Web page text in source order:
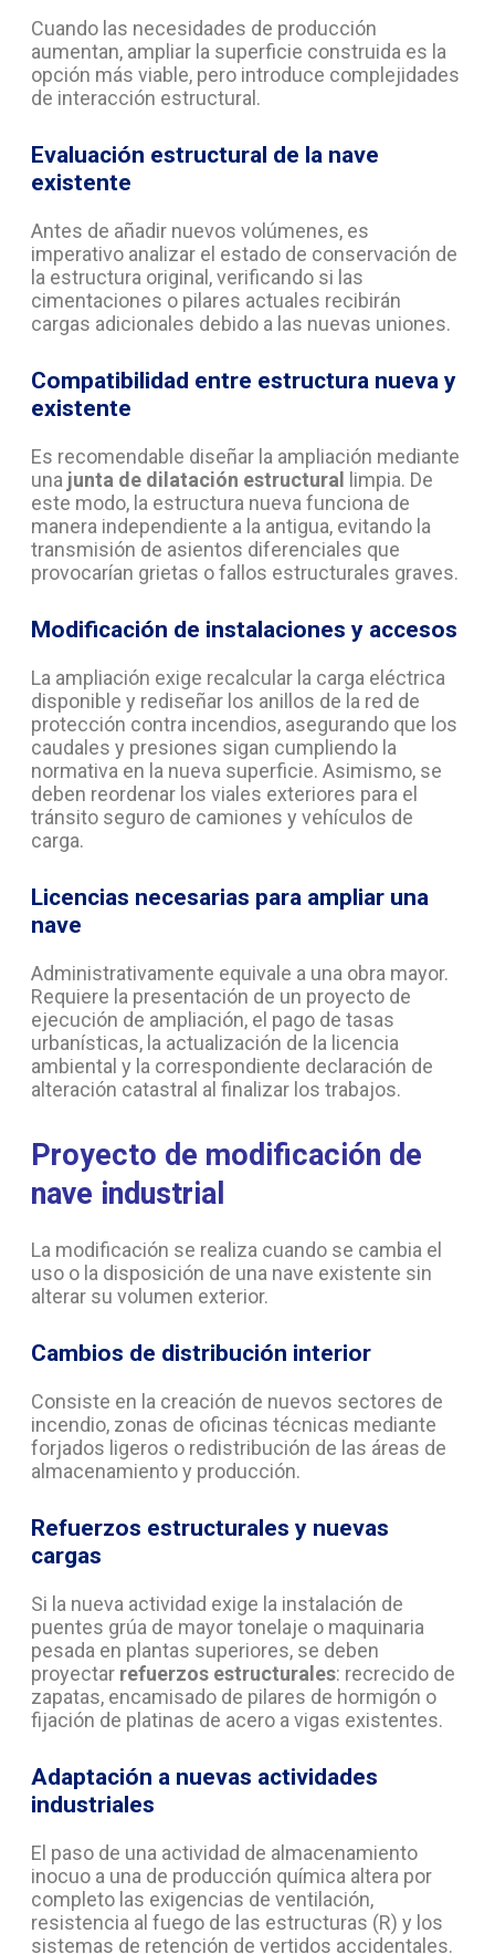
Cuando las necesidades de producción
aumentan, ampliar la superficie construida es la
opción más viable, pero introduce complejidades
de interacción estructural.
Evaluación estructural de la nave
existente
Antes de añadir nuevos volúmenes, es
imperativo analizar el estado de conservación de
la estructura original, verificando si las
cimentaciones o pilares actuales recibirán
cargas adicionales debido a las nuevas uniones.
Compatibilidad entre estructura nueva y
existente
Es recomendable diseñar la ampliación mediante
una junta de dilatación estructural limpia. De
este modo, la estructura nueva funciona de
manera independiente a la antigua, evitando la
transmisión de asientos diferenciales que
provocarían grietas o fallos estructurales graves.
Modificación de instalaciones y accesos
La ampliación exige recalcular la carga eléctrica
disponible y rediseñar los anillos de la red de
protección contra incendios, asegurando que los
caudales y presiones sigan cumpliendo la
normativa en la nueva superficie. Asimismo, se
deben reordenar los viales exteriores para el
tránsito seguro de camiones y vehículos de
carga.
Licencias necesarias para ampliar una
nave
Administrativamente equivale a una obra mayor.
Requiere la presentación de un proyecto de
ejecución de ampliación, el pago de tasas
urbanísticas, la actualización de la licencia
ambiental y la correspondiente declaración de
alteración catastral al finalizar los trabajos.
Proyecto de modificación de
nave industrial
La modificación se realiza cuando se cambia el
uso o la disposición de una nave existente sin
alterar su volumen exterior.
Cambios de distribución interior
Consiste en la creación de nuevos sectores de
incendio, zonas de oficinas técnicas mediante
forjados ligeros o redistribución de las áreas de
almacenamiento y producción.
Refuerzos estructurales y nuevas
cargas
Si la nueva actividad exige la instalación de
puentes grúa de mayor tonelaje o maquinaria
pesada en plantas superiores, se deben
proyectar refuerzos estructurales: recrecido de
zapatas, encamisado de pilares de hormigón o
fijación de platinas de acero a vigas existentes.
Adaptación a nuevas actividades
industriales
El paso de una actividad de almacenamiento
inocuo a una de producción química altera por
completo las exigencias de ventilación,
resistencia al fuego de las estructuras (R) y los
sistemas de retención de vertidos accidentales.